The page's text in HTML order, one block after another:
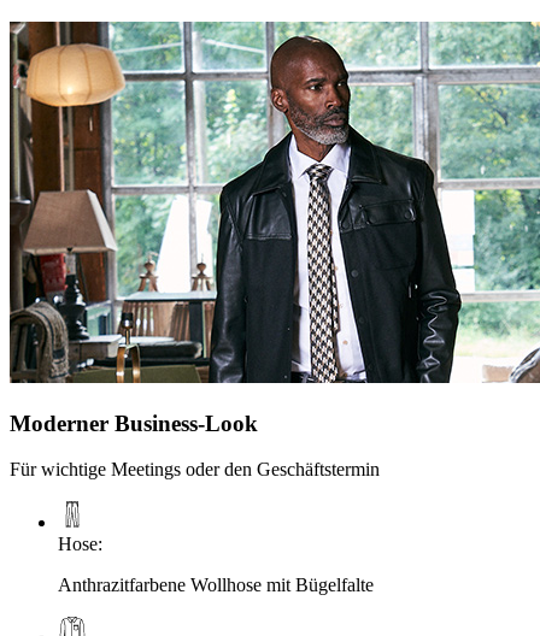
Moderner Business-Look
Für wichtige Meetings oder den Geschäftstermin
Hose:
Anthrazitfarbene Wollhose mit Bügelfalte